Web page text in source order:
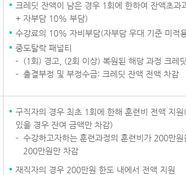
크레딧 잔액이 남은 경우 1회에 한하여 잔액초
+ 자부담 10% 부담)
수강료의 10% 자비부담(자부담 우대 기준 미적
중도탈락 패널티
(1회) 경고, (2회 이상) 복원된 해당 과정 크레
출결부정 및 부정수급: 크레딧 잔액 전액 차감
구직자의 경우 최초 1회에 한해 훈련비 전액 지
있을 경우 잔여 금액만 차감)
수강하고자하는 훈련과정의 훈련비가 200만
200만원만 차감
재직자의 경우 200만원 한도 내에서 전액 지원